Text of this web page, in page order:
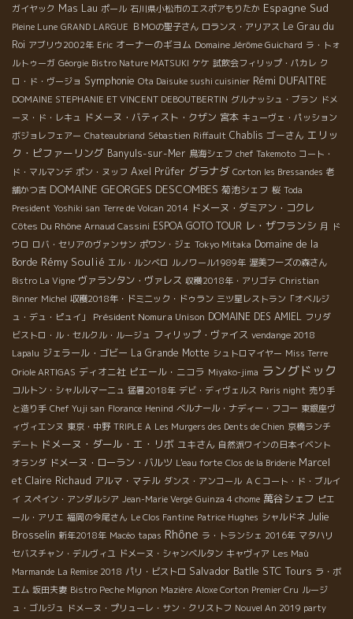
ガイヤック Mas Lau ポール 石川県小松市のエスポアもりたか Espagne Sud
Pleine Lune GRAND LARGUE ＢＭОの聖子さん ロランス・アリアス Le Grau du
Roi アブリウ2002年 Eric オーナーのギヨム Domaine Jérôme Guichard ラ・トォ
ルトゥーガ Géorgie Bistro Nature MATSUKI ケケ 試飲会フィリップ・パカレ ク
ロ・ド・ヴージョ Symphonie Ota Daisuke sushi cuisinier Rémi DUFAITRE
DOMAINE STEPHANIE ET VINCENT DEBOUTBERTIN グルナッシュ・ブラン ドメ
ーヌ・ド・レキュ ドメーヌ・バティスト・クザン 宮本 キューヴェ・パッション
ボジョレフェアー Chateaubriand Sébastien Riffault Chablis ゴーさん エリッ
ク・ピファーリング Banyuls-sur-Mer 鳥海シェフ chef Takemoto コート・
ド・マルマンデ ポン・ヌッフ Axel Prüfer グラナダ Corton les Bressandes 老
舗かつ吉 DOMAINE GEORGES DESCOMBES 菊池シェフ 桜 Toda
President Yoshiki san Terre de Volcan 2014 ドメーヌ・ダミアン・コクレ
Côtes Du Rhône Arnaud Cassini ESPOA GOTO TOUR レ・ザフランシ 月 ド
ウロ ロバ・セリアのヴァンサン ポワン・ジェ Tokyo Mitaka Domaine de la
Borde Rémy Soulié エル・ルンベロ ルノワール1989年 渥美フーズの森さん
Bistro La Vigne ヴァランタン・ヴァレス 収穫2018年・アリゴテ Christian
Binner Michel 収穫2018年・ドミニック・ドゥラン 三ツ星レストラン「オベルジ
ュ・デュ・ピュイ」
Président Nomura Unison DOMAINE DES AMIEL フリダ
ビストロ・ル・セルクル・ルージュ フィリップ・ヴァイス vendange 2018
Lapalu ジェラール・ゴビー La Grande Motte シュトロマイヤー Miss Terre
Oriole ARTIGAS ディオニ社 ピエール・ニコラ Miyako-jima ラングドック
コルトン・シャルルマーニュ 猛暑2018年 デビ・ディヴェルス Paris night 売り手
と造り手 Chef Yuji san Florance Henind ベルナール・ナディー・フコー 東銀座ヴ
ィヴィエンヌ 東京・中野 TRIPLE A Les Murgers des Dents de Chien 京橋ランチ
デート ドメーヌ・ダール・エ・リボ ユキさん 自然派ワインの日本イベント
オランダ ドメーヌ・ローラン・バルツ L'eau forte Clos de la Briderie Marcel
et Claire Richaud アルマ・マテル ダンス・アンコール ＡＣコート・ド・ブルイ
イ スペイン・アンダルシア Jean-Marie Vergé Guinza 4 chome 萬谷シェフ ピエ
ール・アリエ 福岡の今尾さん Le Clos Fantine Patrice Hughes シャルドネ Julie
Brosselin 新年2018年 Macéo tapas Rhône ラ・トランシェ 2016年 マタハリ
セバスチャン・デルヴィユ ドメーヌ・シャンベルタン キャヴィア Les Maù
Marmande La Remise 2018 パリ・ビストロ Salvador Batlle STC Tours ラ・ボ
エム 坂田夫妻 Bistro Peche Mignon Mazière Aloxe Corton Premier Cru ルージ
ュ・ゴルジュ ドメーヌ・プリューレ・サン・クリストフ Nouvel An 2019 party